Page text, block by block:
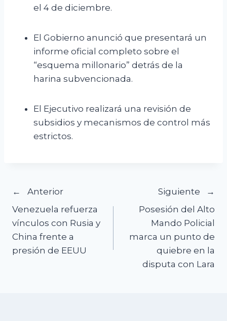
el 4 de diciembre.
El Gobierno anunció que presentará un
informe oficial completo sobre el
“esquema millonario” detrás de la
harina subvencionada.
El Ejecutivo realizará una revisión de
subsidios y mecanismos de control más
estrictos.
Navegación
de
entradas
Anterior
Venezuela refuerza
vínculos con Rusia y
China frente a
presión de EEUU
Siguiente
Posesión del Alto
Mando Policial
marca un punto de
quiebre en la
disputa con Lara